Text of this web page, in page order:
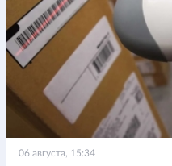
06 августа, 15:34